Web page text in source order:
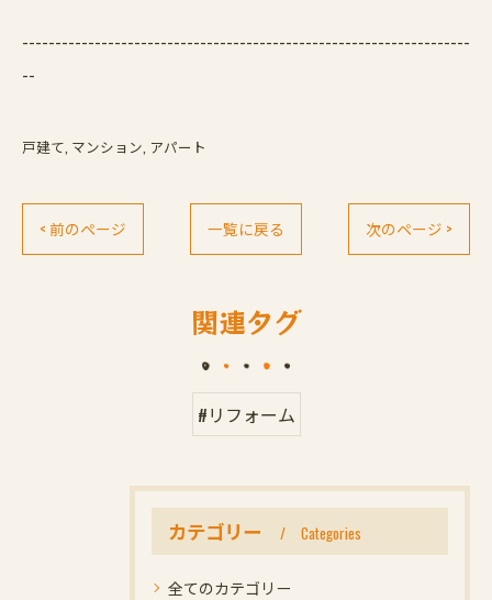
--------------------------------------------------------------------
--
戸建て マンション アパート
< 前のページ 一覧に戻る 次のページ >
関連タグ
#リフォーム
カテゴリー Categories
全てのカテゴリー